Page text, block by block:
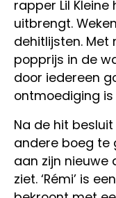
rapper Lil Kleine
uitbrengt.
dehitlijsten. Met
popprijs in de
door iedereen
ontmoediging
Na de hit
andere boeg te
aan zijn nieuwe
ziet. ‘Rémi’ is